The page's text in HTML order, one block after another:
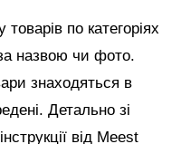
по категоріях
назвою чи фото.
знаходяться в
Детально зі
від Meest